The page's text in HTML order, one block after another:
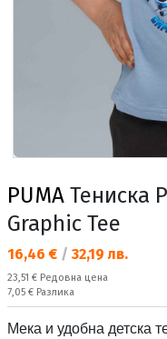
PUMA Тениска
Graphic Tee
Текуща цена:
16,46 € / 32,19 лв.
Редовна цена:
23,51 € Редовна цена
Спестявате:
7,05 € Разлика
Мека и удобна детска